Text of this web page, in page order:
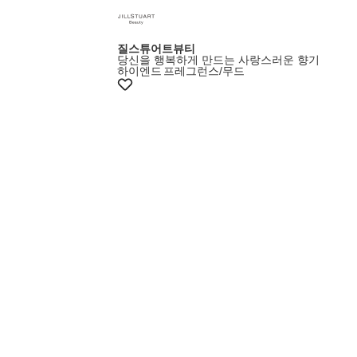
질스튜어트뷰티
당신을 행복하게 만드는 사랑스러운 향기
하이엔드 프레그런스/무드